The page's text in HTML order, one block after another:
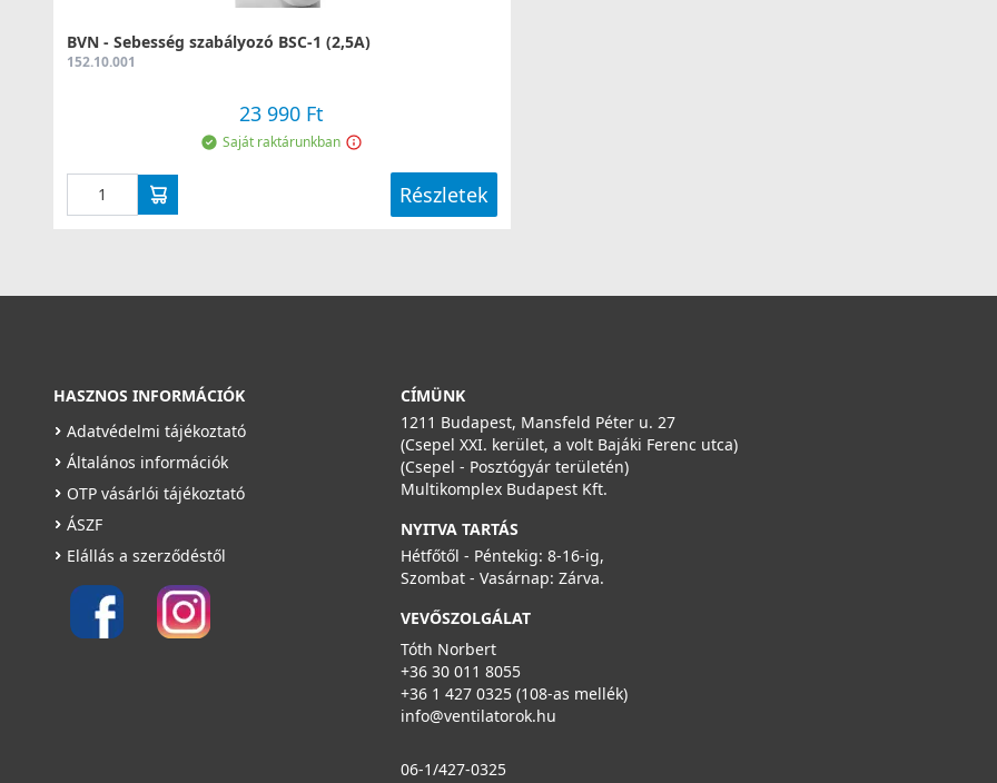
BVN - Sebesség szabályozó BSC-1 (2,5A)
152.10.001
23 990 Ft
Saját raktárunkban
Részletek
HASZNOS INFORMÁCIÓK
Adatvédelmi tájékoztató
Általános információk
OTP vásárlói tájékoztató
ÁSZF
Elállás a szerződéstől
CÍMÜNK
1211 Budapest, Mansfeld Péter u. 27
(Csepel XXI. kerület, a volt Bajáki Ferenc utca)
(Csepel - Posztógyár területén)
Multikomplex Budapest Kft.
NYITVA TARTÁS
Hétfőtől - Péntekig: 8-16-ig,
Szombat - Vasárnap: Zárva.
VEVŐSZOLGÁLAT
Tóth Norbert
+36 30 011 8055
+36 1 427 0325 (108-as mellék)
info@ventilatorok.hu
06-1/427-0325